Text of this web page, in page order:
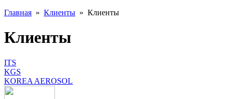
Главная » Клиенты » Клиенты
Клиенты
ITS
KGS
KOREA AEROSOL